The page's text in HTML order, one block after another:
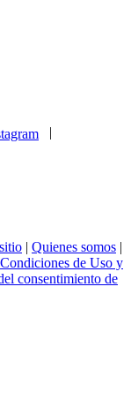
| Quienes somos |
Condiciones de Uso y
consentimiento de